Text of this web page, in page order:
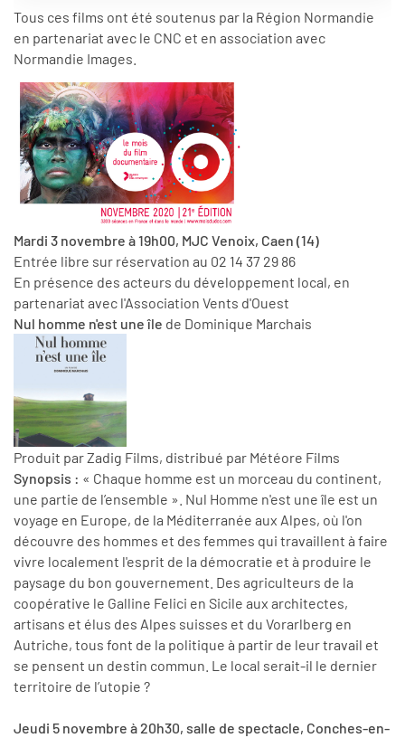
Tous ces films ont été soutenus par la Région Normandie
en partenariat avec le CNC et en association avec
Normandie Images.
Mardi 3 novembre à 19h00, MJC Venoix, Caen (14)
Entrée libre sur réservation au 02 14 37 29 86
En présence des acteurs du développement local, en
partenariat avec l'Association Vents d'Ouest
Nul homme n'est une île de Dominique Marchais
Produit par Zadig Films, distribué par Météore Films
Synopsis : « Chaque homme est un morceau du continent,
une partie de l’ensemble ». Nul Homme n'est une île est un
voyage en Europe, de la Méditerranée aux Alpes, où l'on
découvre des hommes et des femmes qui travaillent à faire
vivre localement l'esprit de la démocratie et à produire le
paysage du bon gouvernement. Des agriculteurs de la
coopérative le Galline Felici en Sicile aux architectes,
artisans et élus des Alpes suisses et du Vorarlberg en
Autriche, tous font de la politique à partir de leur travail et
se pensent un destin commun. Le local serait-il le dernier
territoire de l’utopie ?
Jeudi 5 novembre à 20h30, salle de spectacle, Conches-en-